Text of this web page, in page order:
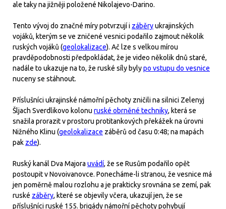
ale taky na jižněji položené Nikolajevo-Darino.
Tento vývoj do značné míry potvrzují i záběryukrajinských
vojáků, kterým se ve zničené vesnici podařilo zajmout několik
ruských vojáků (geolokalizace). Ač lze s velkou mírou
pravděpodobnosti předpokládat, že je video několik dnů staré,
nadále to ukazuje na to, že ruské síly bylypo vstupu do vesnice
nuceny se stáhnout.
Příslušníci ukrajinské námořní pěchoty zničili na silnici Zelenyj
Šljach Sverdlikovo kolonu ruské obrněné techniky, která se
snažila prorazit v prostoru protitankových překážek na úrovni
Nižného Klinu (geolokalizace záběrů od času 0:48; na mapách
pak zde).
Ruský kanál Dva Majora uvádí, že se Rusům podařilo opět
postoupit v Novoivanovce. Ponecháme-li stranou, že vesnice má
jen poměrně malou rozlohu a je prakticky srovnána se zemí, pak
ruské záběry, které se objevily včera, ukazují jen, že se
příslušníci ruské 155. brigády námořní pěchoty pohybují